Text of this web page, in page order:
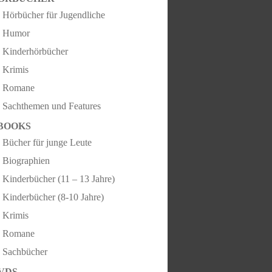
Hörbücher für Jugendliche
Humor
Kinderhörbücher
Krimis
Romane
Sachthemen und Features
Bücher für junge Leute
Biographien
Kinderbücher (11 – 13 Jahre)
Kinderbücher (8-10 Jahre)
Krimis
Romane
Sachbücher